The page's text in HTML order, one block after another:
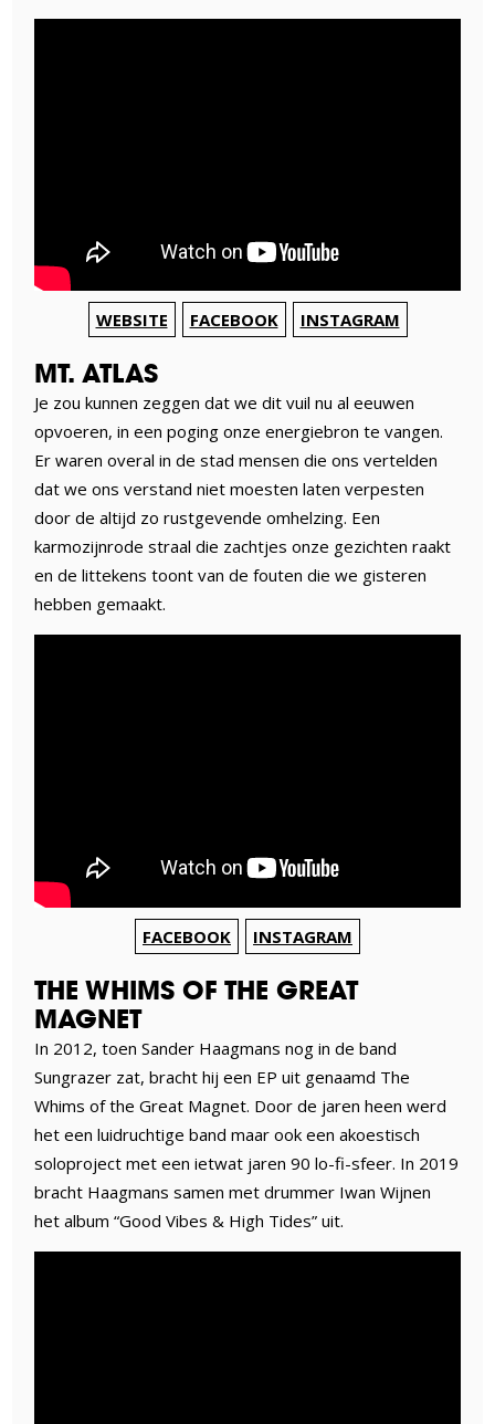
WEBSITE FACEBOOK INSTAGRAM
MT. ATLAS
Je zou kunnen zeggen dat we dit vuil nu al eeuwen
opvoeren, in een poging onze energiebron te vangen.
Er waren overal in de stad mensen die ons vertelden
dat we ons verstand niet moesten laten verpesten
door de altijd zo rustgevende omhelzing. Een
karmozijnrode straal die zachtjes onze gezichten raakt
en de littekens toont van de fouten die we gisteren
hebben gemaakt.
FACEBOOK INSTAGRAM
THE WHIMS OF THE GREAT
MAGNET
In 2012, toen Sander Haagmans nog in de band
Sungrazer zat, bracht hij een EP uit genaamd The
Whims of the Great Magnet. Door de jaren heen werd
het een luidruchtige band maar ook een akoestisch
soloproject met een ietwat jaren 90 lo-fi-sfeer. In 2019
bracht Haagmans samen met drummer Iwan Wijnen
het album “Good Vibes & High Tides” uit.